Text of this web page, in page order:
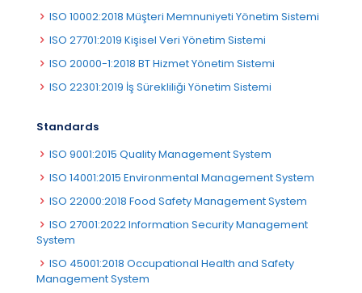
ISO 10002:2018 Müşteri Memnuniyeti Yönetim Sistemi
ISO 27701:2019 Kişisel Veri Yönetim Sistemi
ISO 20000-1:2018 BT Hizmet Yönetim Sistemi
ISO 22301:2019 İş Sürekliliği Yönetim Sistemi
Standards
ISO 9001:2015 Quality Management System
ISO 14001:2015 Environmental Management System
ISO 22000:2018 Food Safety Management System
ISO 27001:2022 Information Security Management
System
ISO 45001:2018 Occupational Health and Safety
Management System